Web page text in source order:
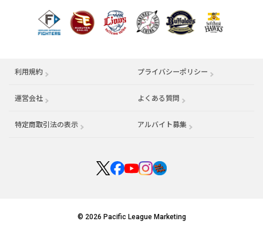
利用規約 プライバシーポリシー
運営会社 （別ウィンドウで開く） よくある質問
特定商取引法の表示 アルバイト募集 （別ウィンドウで開く
© 2026 Pacific League Marketing